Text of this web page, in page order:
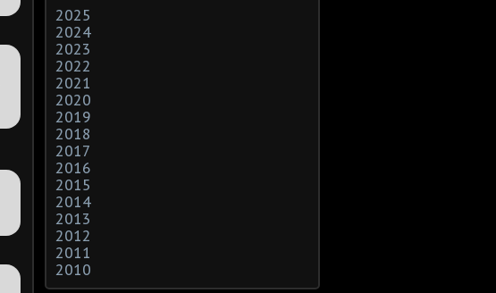
2025
2024
2023
2022
2021
2020
2019
2018
2017
2016
2015
2014
2013
2012
2011
2010